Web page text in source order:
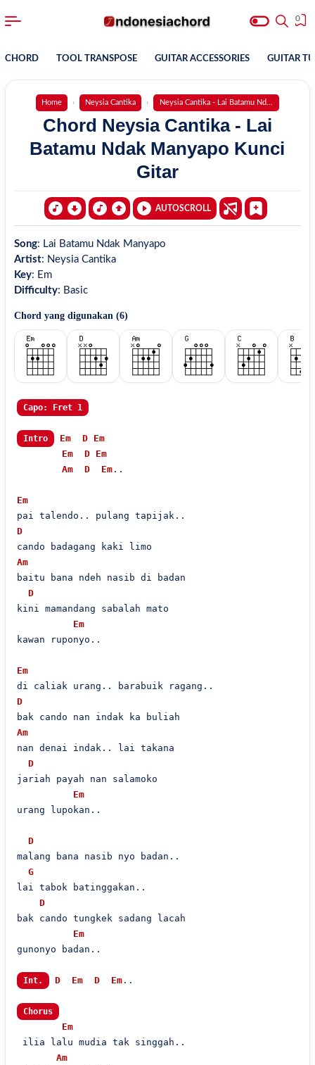
0
CHORD TOOL TRANSPOSE GUITAR ACCESSORIES GUITAR
Home Neysia Cantika Neysia Cantika - Lai Batamu Ndak Manyapo
Chord Neysia Cantika - Lai
Batamu Ndak Manyapo Kunci
Gitar
AUTOSCROLL
Song: Lai Batamu Ndak Manyapo
Artist: Neysia Cantika
Key: Em
Difficulty: Basic
Chord yang digunakan (6)
Capo: Fret 1
Intro Em D
Em
Em
D
Em
Am
D Em..
Em
D
Am
baitu bana ndeh nasib di badan
D
kini mamandang sabalah mato
Em
kawan ruponyo..
Em
D
Am
nan denai indak.. lai takana
D
jariah payah nan salamoko
Em
urang lupokan..
D
malang bana nasib nyo badan..
G
lai tabok batinggakan..
D
bak cando tungkek sadang lacah
Em
gunonyo badan..
Int. D Em D Em..
Chorus
Em
ilia lalu mudia tak singgah..
Am